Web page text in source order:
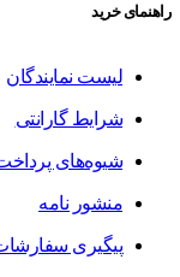
راهنمای خرید
لیست نمایندگان
شرایط گارانتی
شیوه‌های
منشور نامه
پیگیری